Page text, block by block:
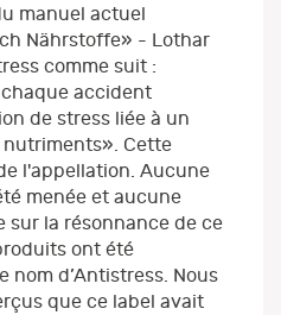
manuel actuel
Nährstoffe» - Lothar
comme suit :
accident
de stress liée à un
Cette
l'appellation. Aucune
menée et aucune
sur la résonnance de ce
ont été
nom d’Antistress. Nous
que ce label avait